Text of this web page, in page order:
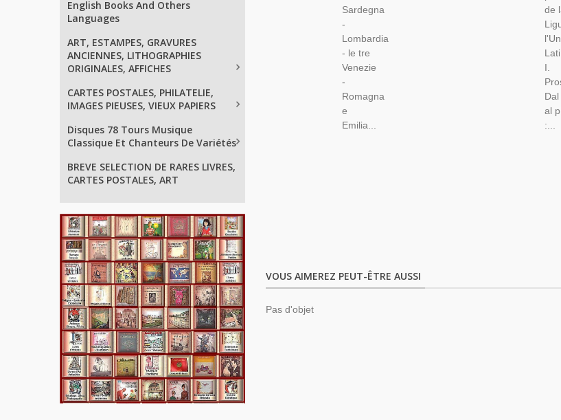
English Books And Others
Languages
ART, ESTAMPES, GRAVURES
ANCIENNES, LITHOGRAPHIES
ORIGINALES, AFFICHES
CARTES POSTALES, PHILATELIE,
IMAGES PIEUSES, VIEUX PAPIERS
Disques 78 Tours Musique
Classique Et Chanteurs De Variétés
BREVE SELECTION DE RARES LIVRES,
CARTES POSTALES, ART
Sardegna
-
Lombardia
- le tre
Venezie
-
Romagna
e
Emilia...
de
I.
al
:...
VOUS AIMEREZ PEUT-ÊTRE AUSSI
Pas d'objet